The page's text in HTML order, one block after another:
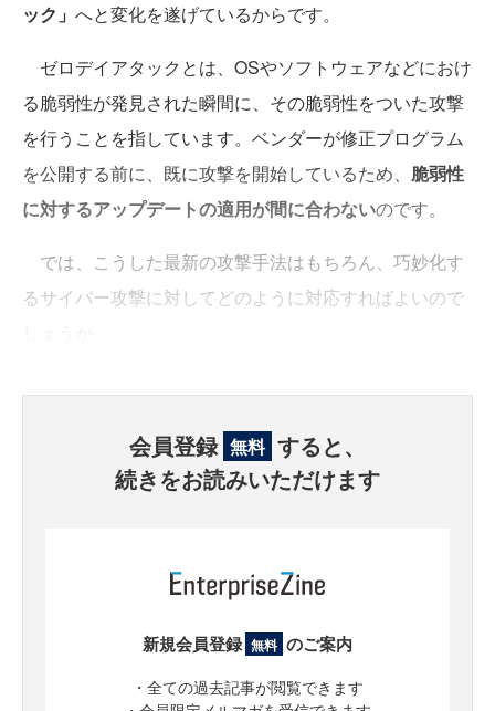
ック」 へと変化を遂げているからです。
ゼロデイアタックとは、OSやソフトウェアなどにおけ
る脆弱性が発見された瞬間に、その脆弱性をついた攻撃
を行うことを指しています。ベンダーが修正プログラム
を公開する前に、既に攻撃を開始しているため、 脆弱性
に対するアップデートの適用が間に合わないのです。
では、こうした最新の攻撃手法はもちろん、巧妙化す
るサイバー攻撃に対してどのように対応すればよいので
会員登録 無料 すると、
続きをお読みいただけます
新規会員登録 無料 のご案内
・全ての過去記事が閲覧できます